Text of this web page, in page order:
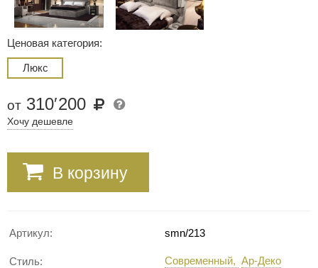
Ценовая категория:
Люкс
от 310′200
Хочу дешевле
В корзину
Артикул: smn/213
Стиль: Современный Ар-Деко